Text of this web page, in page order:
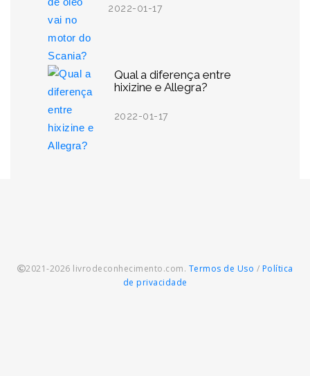
2022-01-17
Qual a diferença entre
hixizine e Allegra?
2022-01-17
2021-2026 livrodeconhecimento.com. Termos de Uso / Política
de privacidade